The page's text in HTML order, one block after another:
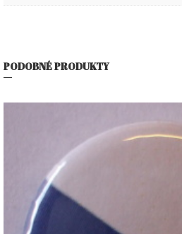
PODOBNÉ PRODUKTY